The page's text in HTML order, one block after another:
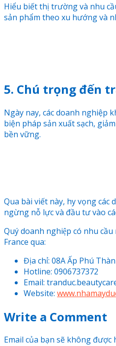
Hiểu biết thị trường và nhu
sản phẩm theo xu hướng và
5. Chú trọng đến
Ngày nay, các doanh nghiệp
biện pháp sản xuất sạch,
bền vững.
Qua bài viết này, hy vọng
ngừng nỗ lực và đầu tư vào
Quý doanh nghiệp có nhu
France qua:
Địa chỉ: 08A Ấp Phú
Hotline: 0906737372
Email:
Website:
Write a Comment
Email của bạn sẽ không được